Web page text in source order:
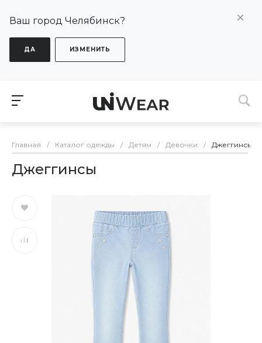
Ваш город Челябинск?
ДА ИЗМЕНИТЬ
Главная / Каталог одежды / Детям / Девочки / Джеггинсы
Джеггинсы